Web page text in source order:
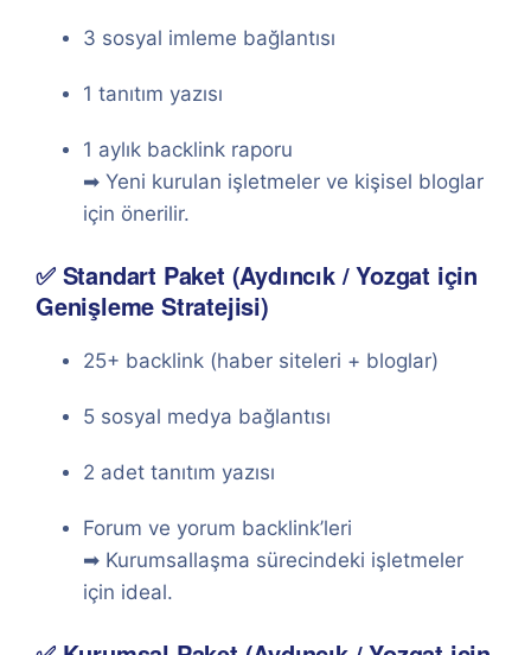
3 sosyal imleme bağlantısı
1 tanıtım yazısı
1 aylık backlink raporu
➡ Yeni kurulan işletmeler ve kişisel bloglar
için önerilir.
✅ Standart Paket (Aydıncık / Yozgat için
Genişleme Stratejisi)
25+ backlink (haber siteleri + bloglar)
5 sosyal medya bağlantısı
2 adet tanıtım yazısı
Forum ve yorum backlink’leri
➡ Kurumsallaşma sürecindeki işletmeler
için ideal.